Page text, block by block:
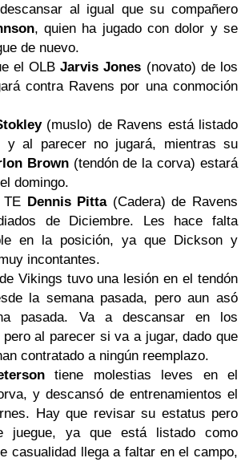
al igual que su compañero
, quien ha jugado con dolor y se
de nuevo.
el OLBJarvis Jones (novato) de los
contra Ravens por una conmoción
(muslo) de Ravens está listado
y al parecer no jugará, mientras su
Brown(tendón de la corva) estará
domingo.
TE Dennis Pitta(Cadera) de Ravens
de Diciembre. Les hace falta
en la posición, ya que Dickson y
incontantes.
Vikings tuvo una lesión en el tendón
la semana pasada, pero aun asó
pasada. Va a descansar en los
pero al parecer si va a jugar, dado que
contratado a ningún reemplazo.
tiene molestias leves en el
y descansó de entrenamientos el
Hay que revisar su estatus pero
juegue, ya que está listado como
casualidad llega a faltar en el campo,